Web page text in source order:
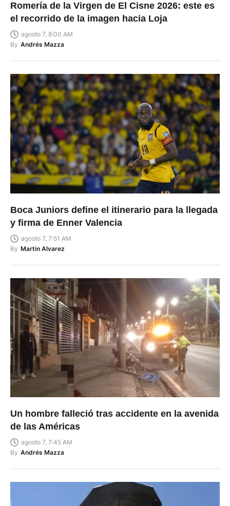
Romería de la Virgen de El Cisne 2026: este es
el recorrido de la imagen hacia Loja
agosto 7, 8:00 AM
By Andrés Mazza
Boca Juniors define el itinerario para la llegada
y firma de Enner Valencia
agosto 7, 7:51 AM
By Martin Alvarez
Un hombre falleció tras accidente en la avenida
de las Américas
agosto 7, 7:45 AM
By Andrés Mazza